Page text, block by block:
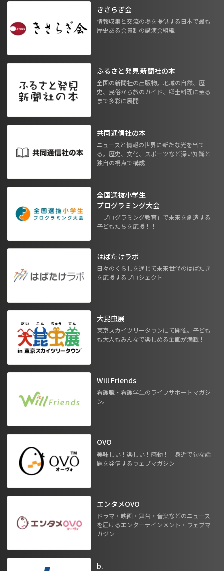
きさらぎ会
情報収集と交流の場を提供する日本で最も
歴史ある会員制の講演会組織
ふるさと発見 新聞社の本
全国の新聞社の出版物。地域の自然、歴
史、民俗から旅のガイド、郷土料理に至る
まで多彩に展開
共同通信社の本
ニュースと情報の世界に新たな光を当て
る。歴史、文化、スポーツなど深い知識と
独自の視点で構成
全国選抜小学生
プログラミング大会
「プログラミング教育」で未来を創造する
子どもたちを応援！！
はばたけラボ
日々のくらしを通じて未来世代のはばたき
を応援するプロジェクト
大昆虫展
東京スカイツリータウンにて開催。子ども
も大人もみんなで楽しめる企画が満載！
Will Friends
看護職・看護学生のライフサポートマガジ
ン。
OVO
美味しい！楽しい！感動！ 身近で旬な話
題を発信するウェブマガジン
エンタメOVO
ドラマ・映画・舞台・音楽などのニュース
を届けるエンターテインメント・ウェブマ
ガジン
b.